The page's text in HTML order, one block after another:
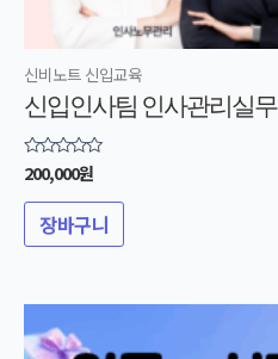
신비노트 신입교육
신입인사팀 인사관리실무
5
중에서
0
평가됨
200,000원
장바구니